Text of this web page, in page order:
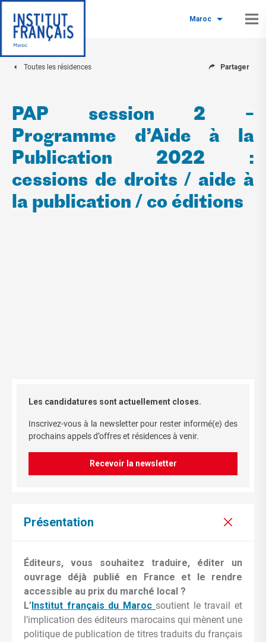
Maroc
Toutes les résidences Partager
PAP session 2 –
Programme d’Aide à la
Publication 2022 :
cessions de droits / aide à
la publication / co éditions
Les candidatures sont actuellement closes.
Inscrivez-vous à la newsletter pour rester informé(e) des
prochains appels d’offres et résidences à venir.
Recevoir la newsletter
Présentation
Éditeurs, vous souhaitez traduire, éditer un
ouvrage déjà publié en France et le rendre
accessible au prix du marché local ?
L’Institut français du Maroc soutient le travail et
l’implication des éditeurs marocains qui mènent une
politique de publication de titres traduits du français